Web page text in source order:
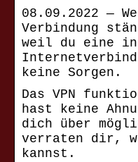
08.09.2022 —
Verbindung
weil du eine
keine Sorgen.
Das VPN
hast keine
dich über
verraten dir,
kannst.